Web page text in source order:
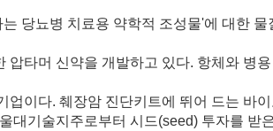
당뇨병 치료용 약학적 조성물'에 대한 물
타머 신약을 개발하고 있다. 항체와 병
이다. 췌장암 진단키트에 뛰어 드는 바
대기술지주로부터 시드(seed) 투자를 받